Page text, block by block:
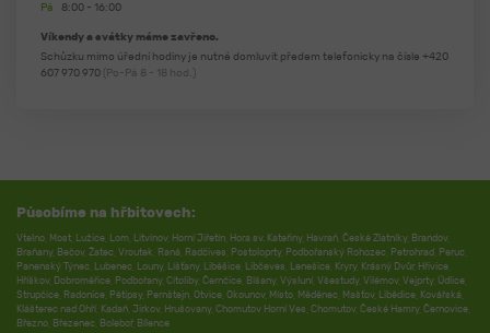
Pá
8:00 - 16:00
Víkendy a svátky máme zavřeno.
Schůzku mimo úřední hodiny je nutné domluvit předem telefonicky na čísle +420
607 970 970
(Po-Pá 8 - 18 hod.)
Působíme na hřbitovech:
Vtelno Most Lužice Lom Litvínov, Horní Jiřetín Hora sv. Kateřiny, Havraň České Zlatníky, Brandov,
Braňany, Bečov, Žatec Vroutek Raná Radčives Postoloprty, Podbořanský Rohozec Petrohrad Peruc
Panenský Týnec Lubenec Louny, Líšťany, Liběšice Libčeves Lenešice Kryry, Krásný Dvůr, Hřivice
Hříškov, Dobroměřice Podbořany, Cítoliby, Černčice Blšany, Výsluní Všestudy, Vilémov, Vejprty, Údlice
Strupčice Radonice Pětipsy, Pernštejn Otvice Okounov, Místo Měděnec Mašťov, Libědice Kovářská
Klášterec nad Ohří Kadaň Jirkov, Hrušovany, Chomutov Horní Ves Chomutov, České Hamry, Černovice
Březno Březenec Boleboř, Bílence